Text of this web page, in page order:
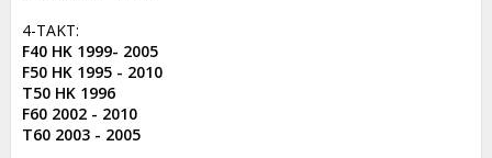
F40 HK 1999- 2005
F50 HK 1995 - 2010
T50 HK 1996
F60 2002 - 2010
T60 2003 - 2005